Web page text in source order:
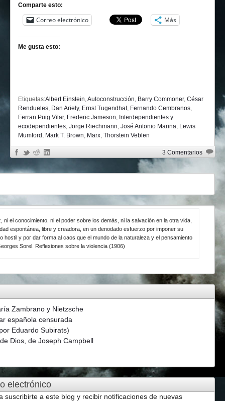
Comparte esto:
Correo electrónico Más
Me gusta esto:
Etiquetas:Albert Einstein,Autoconstrucción, Barry Commoner, César
Rendueles, Dan Ariely, Ernst Tugendhat, Fernando Cembranos,
Ferran Puig Vilar, Frederic Jameson, Interdependientes y
ecodependientes, Jorge Riechmann, José Antonio Marina, Lewis
Mumford , Mark T. Brown, Marx, Thorstein Veblen
3 Comentarios
ni el conocimiento, ni el poder sobre los demás, ni la salvación en la otra vida,
espontánea, libre y creadora, en un denodado esfuerzo por imponer su
hostil y por dar forma al caos que el mundo de la naturaleza y el pensamiento
Sorel. Reflexiones sobre la violencia (1906)
Zambrano y Nietzsche
española censurada
Eduardo Subirats)
Dios, de Joseph Campbell
electrónico
suscribirte a este blog y recibir notificaciones de nuevas